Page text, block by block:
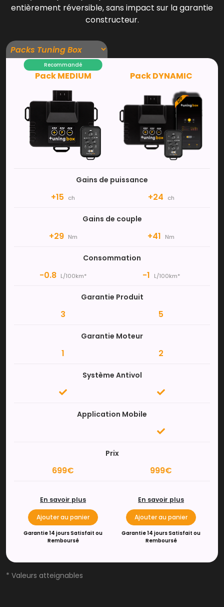
entièrement réversible, sans impact sur la garantie
constructeur.
Recommandé
Pack MEDIUM Pack DYNAMIC
Gains de puissance
+15 ch +24 ch
Gains de couple
+29 Nm +41 Nm
Consommation
-0.8 L/100km* -1 L/100km*
Garantie Produit
3 5
Garantie Moteur
1 2
Système Antivol
Application Mobile
Prix
699€ 999€
En savoir plus
Ajouter au panier
Garantie 14 jours Satisfait ou
Remboursé
En savoir plus
Ajouter au panier
Garantie 14 jours Satisfait ou
Remboursé
* Valeurs atteignables